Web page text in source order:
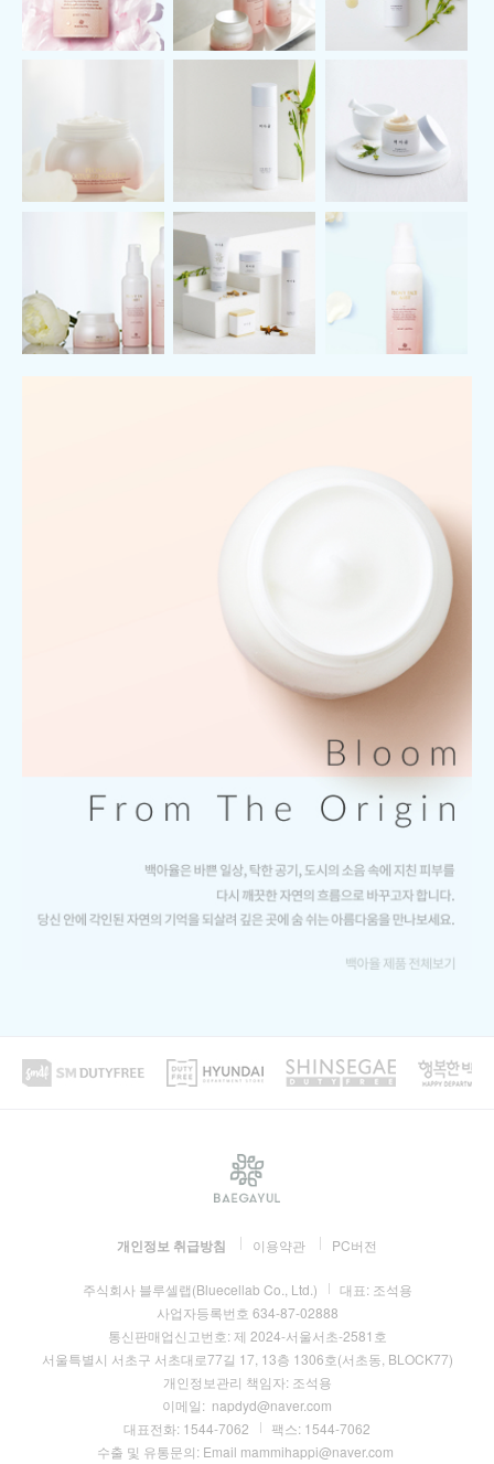
개인정보 취급방침 이용약관 PC버전
주식회사 블루셀랩(Bluecellab Co., Ltd.) 대표: 조석용
사업자등록번호 634-87-02888
통신판매업신고번호: 제 2024-서울서초-2581호
서울특별시 서초구 서초대로77길 17, 13층 1306호(서초동, BLOCK77)
개인정보관리 책임자: 조석용
이메일: napdyd@naver.com
대표전화: 1544-7062 팩스: 1544-7062
수출 및 유통문의: Email mammihappi@naver.com